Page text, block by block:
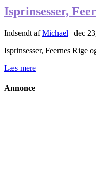
Isprinsesser,
Indsendt afMichael | dec
Isprinsesser, Feernes Rige
Læs mere
Annonce